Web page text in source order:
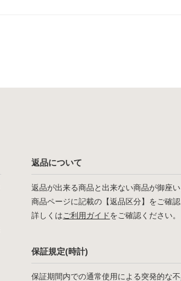
返品について
返品が出来る商品と出来ない商品が御座い
商品ページに記載の【返品区分】をご確認
詳しくはご利用ガイドをご確認ください。
保証規定(時計)
保証期間内での通常使用による突発的な